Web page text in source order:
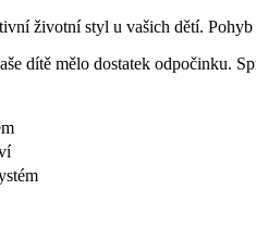
životní styl u vašich dětí.
dítě mělo dostatek odpočinku.